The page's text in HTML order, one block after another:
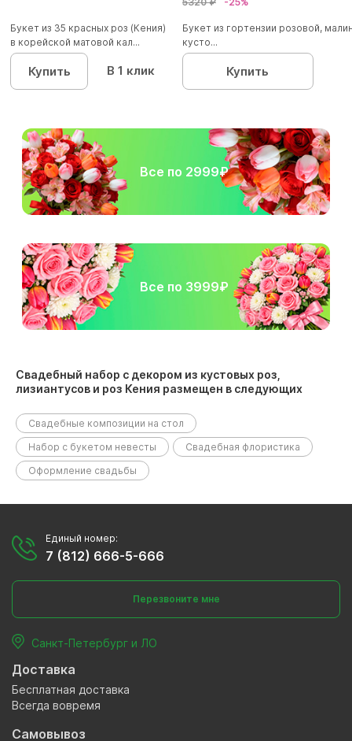
Букет из 35 красных роз (Кения)
в корейской матовой кал...
Купить В 1 клик
Букет из гортензии розовой,
кусто...
Купить
Все по 2999₽
Все по 3999₽
Свадебный набор с декором из кустовых роз,
лизиантусов и роз Кения размещен в следующих
Свадебные композиции на стол
Набор с букетом невесты
Свадебная флористика
Оформление свадьбы
Единый номер:
7 (812) 666-5-666
Перезвоните мне
Санкт-Петербург и ЛО
Доставка
Бесплатная доставка
Всегда вовремя
Самовывоз